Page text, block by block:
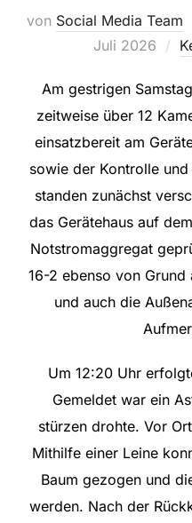
von Social Media Team
Juli 2026
Am gestrigen
zeitweise über 12
einsatzbereit am
sowie der Kontrolle
standen zunächst
das Gerätehaus auf
Notstromaggregat
16-2 ebenso von
und auch die
Um 12:20 Uhr
Gemeldet war ein
stürzen drohte. Vor
Mithilfe einer Leine
Baum gezogen und
werden. Nach der